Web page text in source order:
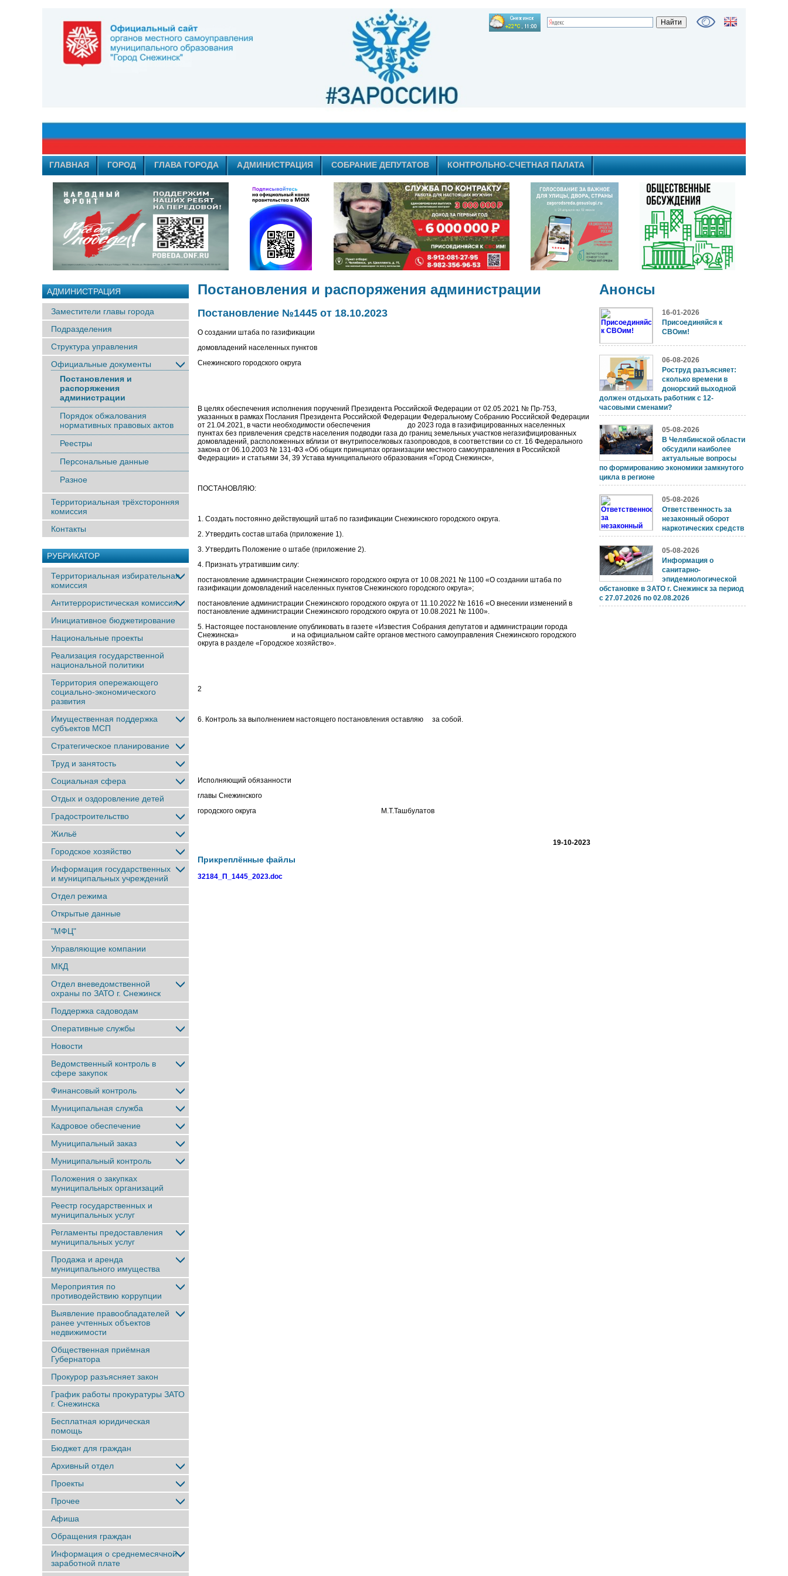
ГЛАВНАЯ ГОРОД ГЛАВА ГОРОДА АДМИНИСТРАЦИЯ СОБРАНИЕ ДЕПУТАТОВ КОНТРОЛЬНО-СЧЕТНАЯ ПАЛАТА
АДМИНИСТРАЦИЯ
Заместители главы города
Подразделения
Структура управления
Официальные документы
Постановления и
распоряжения
администрации
Порядок обжалования
нормативных правовых актов
Реестры
Персональные данные
Разное
Территориальная трёхсторонняя
комиссия
Контакты
РУБРИКАТОР
Территориальная избирательная
комиссия
Антитеррористическая комиссия
Инициативное бюджетирование
Национальные проекты
Реализация государственной
национальной политики
Территория опережающего
социально-экономического
развития
Имущественная поддержка
субъектов МСП
Стратегическое планирование
Труд и занятость
Социальная сфера
Отдых и оздоровление детей
Градостроительство
Жильё
Городское хозяйство
Информация государственных
и муниципальных учреждений
Отдел режима
Открытые данные
"МФЦ"
Управляющие компании
МКД
Отдел вневедомственной
охраны по ЗАТО г. Снежинск
Поддержка садоводам
Оперативные службы
Новости
Ведомственный контроль в
сфере закупок
Финансовый контроль
Муниципальная служба
Кадровое обеспечение
Муниципальный заказ
Муниципальный контроль
Положения о закупках
муниципальных организаций
Реестр государственных и
муниципальных услуг
Регламенты предоставления
муниципальных услуг
Продажа и аренда
муниципального имущества
Мероприятия по
противодействию коррупции
Выявление правообладателей
ранее учтенныx объектов
недвижимости
Общественная приёмная
Губернатора
Прокурор разъясняет закон
График работы прокуратуры ЗАТО
г. Снежинска
Бесплатная юридическая
помощь
Бюджет для граждан
Архивный отдел
Проекты
Прочее
Афиша
Обращения граждан
Информация о среднемесячной
заработной плате
Постановления и распоряжения администрации
Постановление №1445 от 18.10.2023
О создании штаба по газификации
домовладений населенных пунктов
Снежинского городского округа
В целях обеспечения исполнения поручений Президента Российской Федерации от 02.05.2021 № Пр-753,
указанных в рамках Послания Президента Российской Федерации Федеральному Собранию Российской Федерации
от 21.04.2021, в части необходимости обеспечения до 2023 года в газифицированных населенных
пунктах без привлечения средств населения подводки газа до границ земельных участков негазифицированных
домовладений, расположенных вблизи от внутрипоселковых газопроводов, в соответствии со ст. 16 Федерального
закона от 06.10.2003 № 131-ФЗ «Об общих принципах организации местного самоуправления в Российской
Федерации» и статьями 34, 39 Устава муниципального образования «Город Снежинск»,
ПОСТАНОВЛЯЮ:
1. Создать постоянно действующий штаб по газификации Снежинского городского округа.
2. Утвердить состав штаба (приложение 1).
3. Утвердить Положение о штабе (приложение 2).
4. Признать утратившим силу:
постановление администрации Снежинского городского округа от 10.08.2021 № 1100 «О создании штаба по
газификации домовладений населенных пунктов Снежинского городского округа»;
постановление администрации Снежинского городского округа от 11.10.2022 № 1616 «О внесении изменений в
постановление администрации Снежинского городского округа от 10.08.2021 № 1100».
5. Настоящее постановление опубликовать в газете «Известия Собрания депутатов и администрации города
Снежинска» и на официальном сайте органов местного самоуправления Снежинского городского
округа в разделе «Городское хозяйство».
2
6. Контроль за выполнением настоящего постановления оставляю за собой.
Исполняющий обязанности
главы Снежинского
городского округа М.Т.Ташбулатов
19-10-2023
Прикреплённые файлы
32184_П_1445_2023.doc
Анонсы
16-01-2026
Присоединяйся к
СВОим!
06-08-2026
Роструд разъясняет:
сколько времени в
донорский выходной
должен отдыхать работник с 12-
часовыми сменами?
05-08-2026
В Челябинской области
обсудили наиболее
актуальные вопросы
по формированию экономики замкнутого
цикла в регионе
05-08-2026
Ответственность за
незаконный оборот
наркотических средств
05-08-2026
Информация о
санитарно-
эпидемиологической
обстановке в ЗАТО г. Снежинск за период
с 27.07.2026 по 02.08.2026